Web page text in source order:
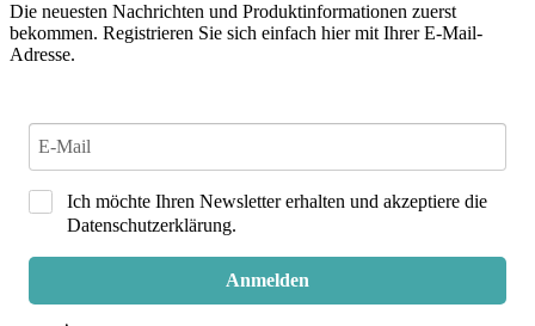
Die neuesten Nachrichten und Produktinformationen zuerst
bekommen. Registrieren Sie sich einfach hier mit Ihrer E-Mail-
Adresse.
Ich möchte Ihren Newsletter erhalten und akzeptiere die
Datenschutzerklärung.
Anmelden